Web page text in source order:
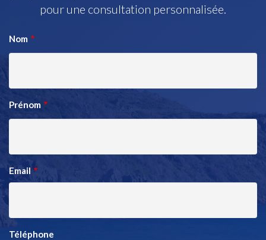
pour une consultation personnalisée.
Nom
Prénom
Email
Téléphone